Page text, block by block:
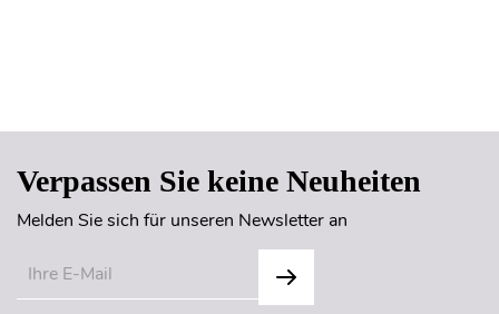
Verpassen Sie keine Neuheiten
Melden Sie sich für unseren Newsletter an